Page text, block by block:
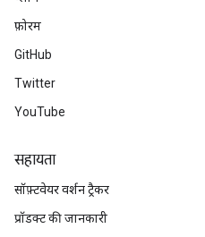
फ़ोरम
GitHub
Twitter
YouTube
सहायता
सॉफ़्टवेयर वर्शन ट्रैकर
प्रॉडक्ट की जानकारी